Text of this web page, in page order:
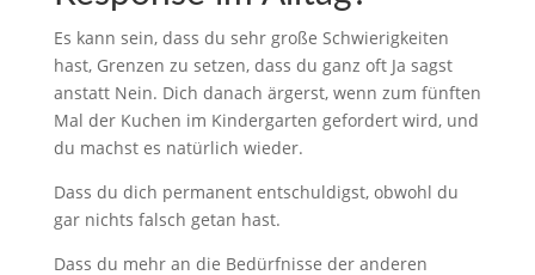
Es kann sein, dass du sehr große Schwierigkeiten
hast, Grenzen zu setzen, dass du ganz oft Ja sagst
anstatt Nein. Dich danach ärgerst, wenn zum fünften
Mal der Kuchen im Kindergarten gefordert wird, und
du machst es natürlich wieder.
Dass du dich permanent entschuldigst, obwohl du
gar nichts falsch getan hast.
Dass du mehr an die Bedürfnisse der anderen